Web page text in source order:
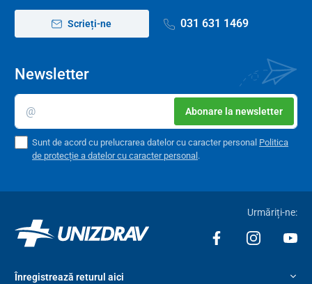
Scrieți-ne 031 631 1469
Newsletter
Abonare la newsletter
Sunt de acord cu prelucrarea datelor cu caracter personal Politica
de protecție a datelor cu caracter personal .
Urmăriți-ne:
Înregistrează returul aici